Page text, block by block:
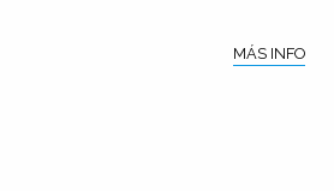
MÁS INFO